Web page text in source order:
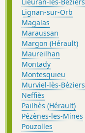
Lieuran-lès-Béziers
Lignan-sur-Orb
Magalas
Maraussan
Margon (Hérault)
Maureilhan
Montady
Montesquieu
Murviel-lès-Béziers
Neffiès
Pailhès (Hérault)
Pézènes-les-Mines
Pouzolles